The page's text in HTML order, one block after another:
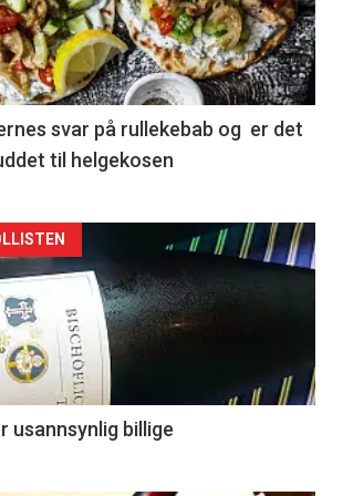
svar på rullekebab og er det
til helgekosen
usannsynlig billige